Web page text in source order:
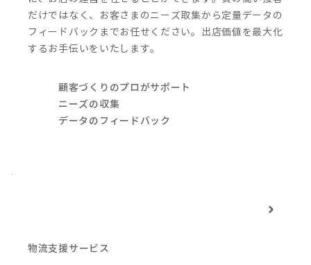
物流支援サービス
顧客づくりのプロがサポート
ニーズの収集
データのフィードバック
だけではなく、お客さまのニーズ取集から定量データの
フィードバックまでお任せください。
出店価値を最大化
するお手伝いをいたします。